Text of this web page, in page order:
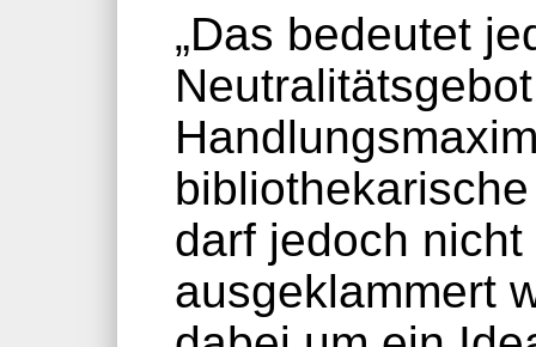
„Das bedeutet
darf jedoch
ausgeklammert